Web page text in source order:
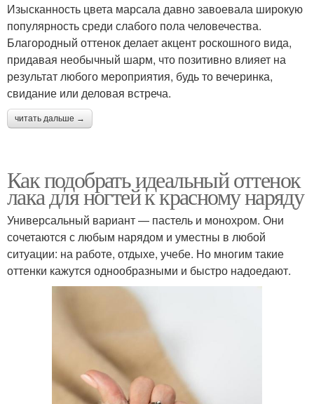
Изысканность цвета марсала давно завоевала широкую
популярность среди слабого пола человечества.
Благородный оттенок делает акцент роскошного вида,
придавая необычный шарм, что позитивно влияет на
результат любого мероприятия, будь то вечеринка,
свидание или деловая встреча.
читать дальше →
Как подобрать идеальный оттенок
лака для ногтей к красному наряду
Универсальный вариант — пастель и монохром. Они
сочетаются с любым нарядом и уместны в любой
ситуации: на работе, отдыхе, учебе. Но многим такие
оттенки кажутся однообразными и быстро надоедают.